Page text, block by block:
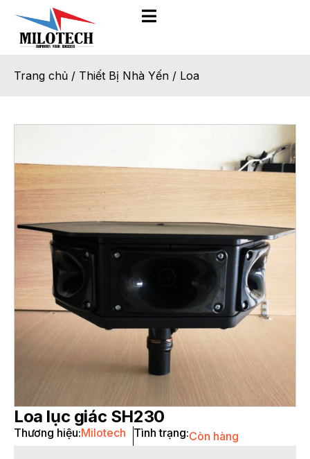
Trang chủ / Thiết Bị Nhà Yến / Loa
Loa lục giác SH230
Thương hiệu:Milotech Tình trạng:Còn hàng